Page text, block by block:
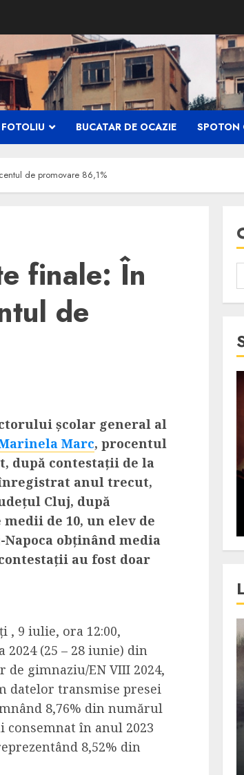
BUCATAR DE OCAZIE SPOTON
de promovare 86,1%
finale: În
de
școlar general al
Marc, procentul
după contestații de la
anul trecut,
Cluj, după
medii de 10, un elev de
Napoca obținând media
au fost doar
, 9 iulie, ora 12:00,
(25 – 28 iunie) din
gimnaziu/EN VIII 2024,
datelor transmise presei
8,76% din numărul
în anul 2023
8,52% din
SpotOn Cluj
Festivalurile Clujului. De
ce atrage Clujul tinerii si
pe cei mai in varsta an de
an?
ALEXANDRU S. DECEMBER 13, 2023
3 min read
Stiinta
Lumina ar putea contribui
si ea la evaporarea apei in
natura